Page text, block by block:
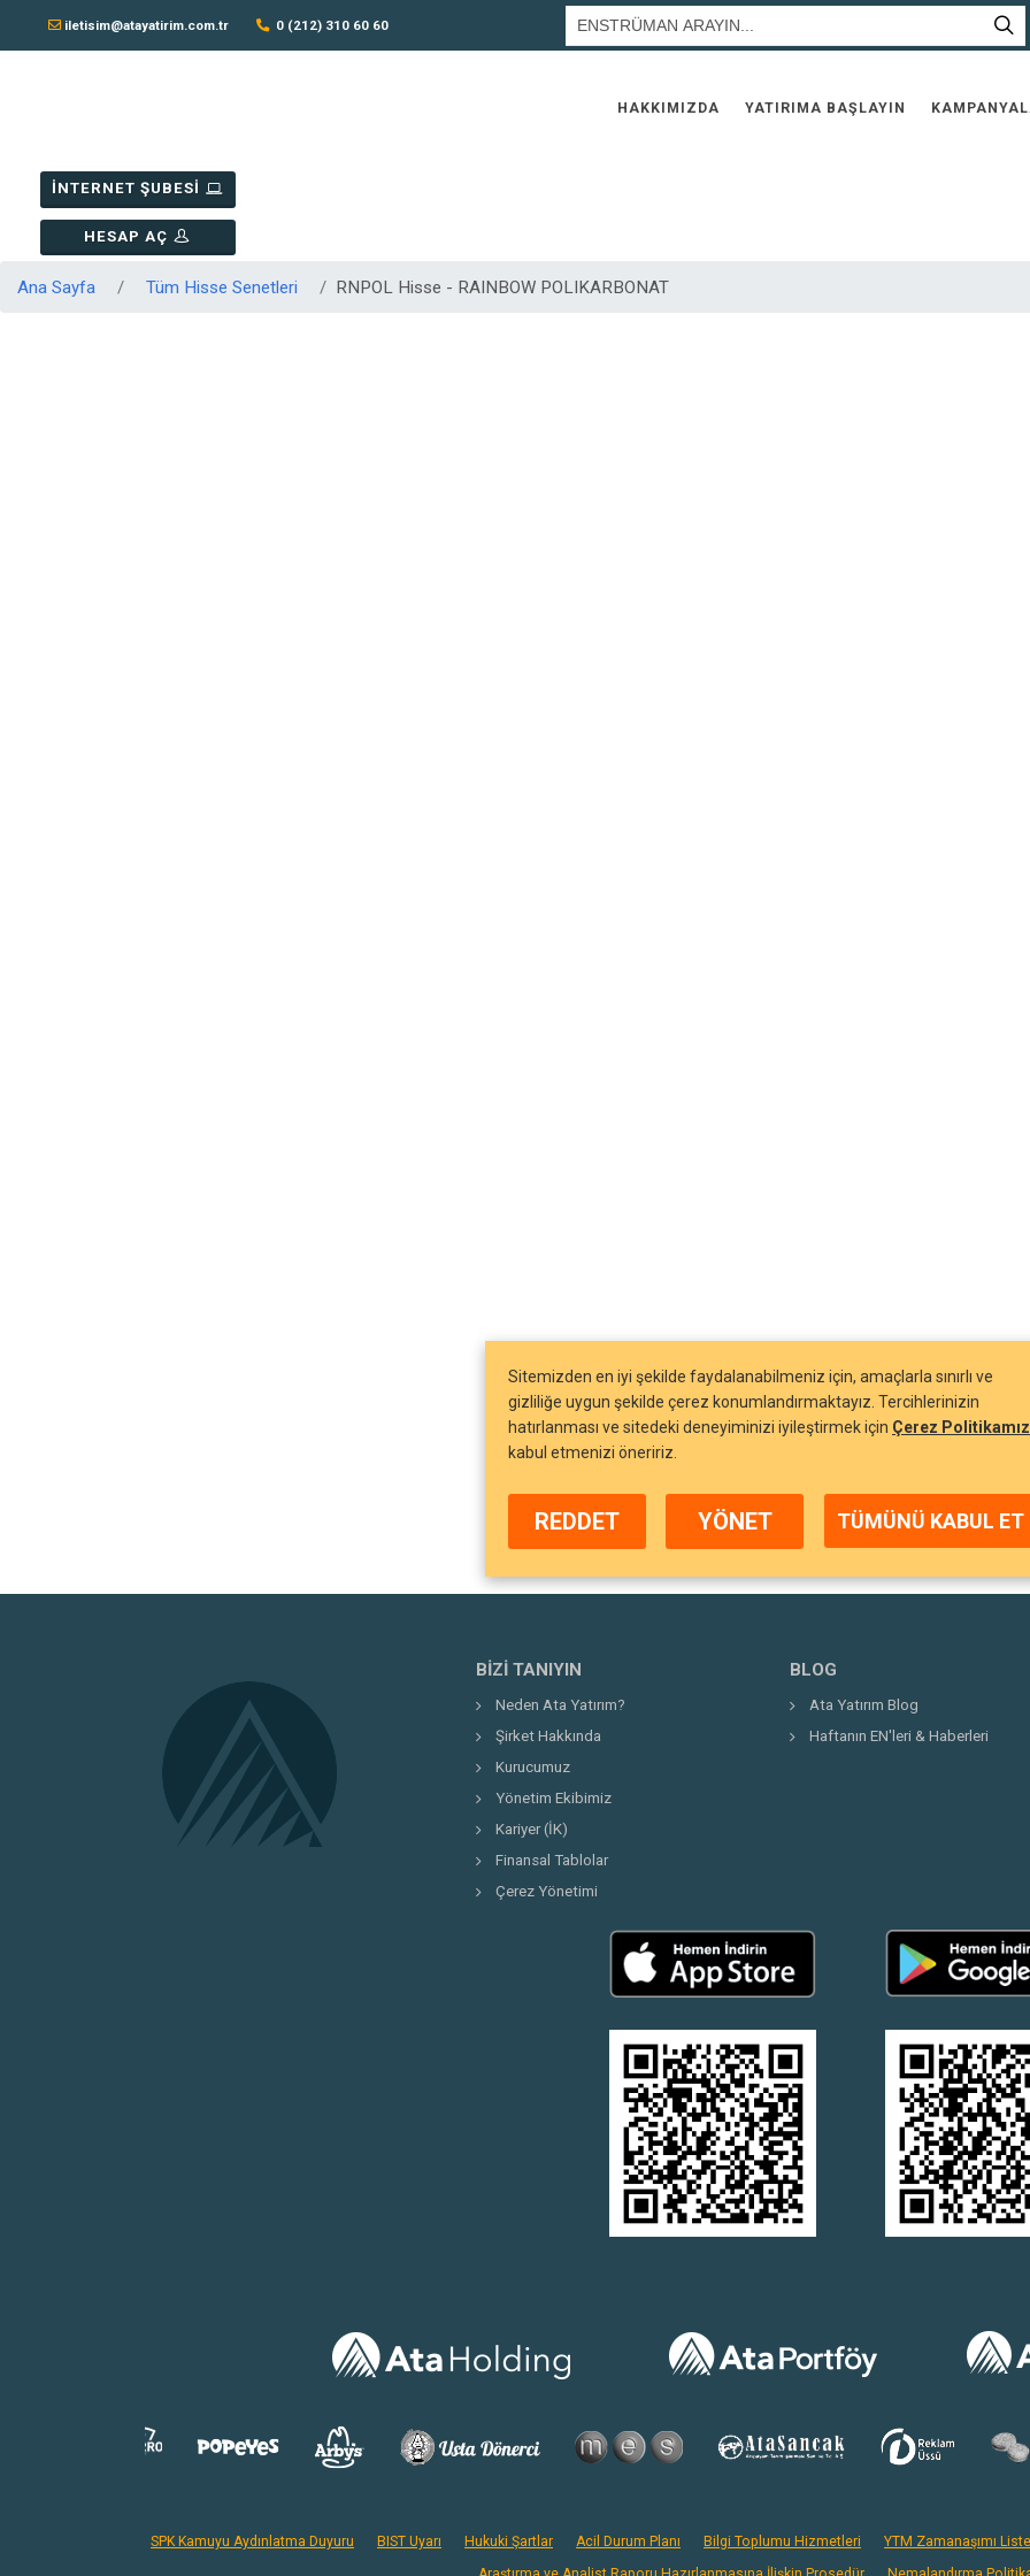
iletisim@atayatirim.com.tr 0 (212) 310 60 60
İNTERNET ŞUBESİ
HESAP AÇ
HAKKIMIZDA YATIRIMA BAŞLAYIN
Ana Sayfa Tüm Hisse Senetleri RNPOL Hisse - RAINBOW POLIKARBONAT
BIZI TANIYIN
Neden Ata Yatırım?
Şirket Hakkında
Kurucumuz
Yönetim Ekibimiz
Kariyer (İK)
Finansal Tablolar
Çerez Yönetimi
BLOG
Ata Yatırım Blog
Haftanın EN'leri & Haberleri
SPK Kamuyu Aydınlatma Duyuru BIST Uyarı Hukuki Şartlar Acil Durum Planı Bilgi Toplumu Hizmetleri
YTM Zamanaşımı
Sitemizden en iyi şekilde faydalanabilmeniz için, amaçlarla sınırlı ve
gizliliğe uygun şekilde çerez konumlandırmaktayız. Tercihlerinizin
hatırlanması ve sitedeki deneyiminizi iyileştirmek için Çerez
kabul etmenizi öneririz.
REDDET YÖNET TÜMÜNÜ KABUL ET